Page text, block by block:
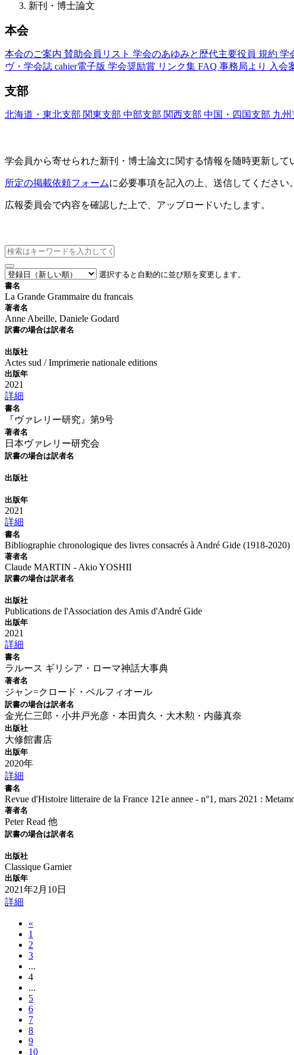
新刊・博士論文
本会
本会のご案内 賛助会員リスト 学会のあゆみと歴代主要役員 規約 学
ヴ・学会誌 cahier電子版 学会奨励賞 リンク集 FAQ 事務局より 入会
支部
北海道・東北支部 関東支部 中部支部 関西支部 中国・四国支部 九州
学会員から寄せられた新刊・ 博士論文に関する情報を随時更新して
所定の掲載依頼フォームに必要事項を記入の上、送信してください。
広報委員会で内容を確認した上で、アップロードいたします。
選択すると自動的に並び順を変更します。
書名
La Grande Grammaire du francais
著者名
Anne Abeille, Daniele Godard
訳書の場合は訳者名
出版社
Actes sud / Imprimerie nationale editions
出版年
2021
詳細
書名
『ヴァレリー研究』第9号
著者名
日本ヴァレリー研究会
訳書の場合は訳者名
出版社
出版年
2021
詳細
書名
Bibliographie chronologique des livres consacrés à André Gide (1918-2020)
著者名
Claude MARTIN - Akio YOSHII
訳書の場合は訳者名
出版社
Publications de l'Association des Amis d'André Gide
出版年
2021
詳細
書名
ラルース ギリシア・ローマ神話大事典
著者名
ジャン=クロード・ベルフィオール
訳書の場合は訳者名
金光仁三郎・小井戸光彦・本田貴久・大木勲・内藤真奈
出版社
大修館書店
出版年
2020年
詳細
書名
Revue d'Histoire litteraire de la France 121e annee - n°1, mars 2021 :
著者名
Peter Read 他
訳書の場合は訳者名
出版社
Classique Garnier
出版年
2021年2月10日
詳細
«
1
2
3
...
4
...
5
6
7
8
9
10